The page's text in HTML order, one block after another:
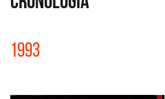
1993